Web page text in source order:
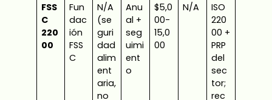
FSS
C
220
00
Fun
dac
ión
FSS
C
N/A
(se
guri
dad
alim
ent
aria,
no
Anu
al +
seg
uimi
ent
o
$5,0
00-
15,0
00
N/A
ISO
220
00 +
PRP
del
sec
tor;
rec